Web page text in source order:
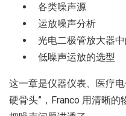
各类噪声源
运放噪声分析
光电二极管放大器
低噪声运放的选型
这一章是仪器仪表、医疗
硬骨头”，Franco 用清晰